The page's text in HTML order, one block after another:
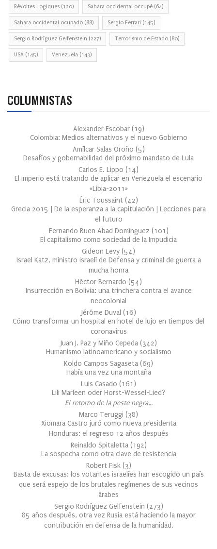
Révoltes Logiques (120) Sahara occidental occupé (64)
Sahara occidental ocupado (88) Sergio Ferrari (145)
Sergio Rodríguez Gelfenstein (227) Terrorismo de Estado (80)
USA (145) Venezuela (143)
COLUMNISTAS
Alexander Escobar (19)
Colombia: Medios alternativos y el nuevo Gobierno
Amílcar Salas Oroño (5)
Desafíos y gobernabilidad del próximo mandato de Lula
Carlos E. Lippo (14)
El imperio está tratando de aplicar en Venezuela el escenario
«Libia-2011»
Éric Toussaint (42)
Grecia 2015 | De la esperanza a la capitulación | Lecciones para
el futuro
Fernando Buen Abad Domínguez (101 )
El capitalismo como sociedad de la Impudicia
Gideon Levy (54)
Israel Katz, ministro israelí de Defensa y criminal de guerra a
mucha honra
Héctor Bernardo (54)
Insurrección en Bolivia: una trinchera contra el avance
neocolonial
Jérôme Duval (16)
Cómo transformar un hospital en hotel de lujo en tiempos del
coronavirus
Juan J. Paz y Miño Cepeda (342)
Humanismo latinoamericano y socialismo
Koldo Campos Sagaseta (69)
Había una vez una montaña
Luis Casado (161 )
Lili Marleen oder Horst-Wessel-Lied?
El retorno de la peste negra…
Marco Teruggi (38)
Xiomara Castro juró como nueva presidenta
Honduras: el regreso 12 años después
Reinaldo Spitaletta (192)
La sospecha como otra clave de resistencia
Robert Fisk (3)
Basta de excusas: los votantes israelíes han escogido un país
que será espejo de los brutales regímenes de sus vecinos
árabes
Sergio Rodríguez Gelfenstein (273)
85 años después, otra vez Rusia está haciendo la mayor
contribución en defensa de la humanidad.